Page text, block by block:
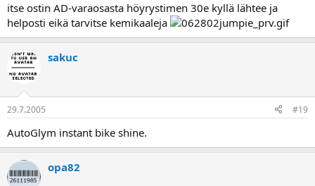
itse ostin AD-varaosasta höyrystimen 30e kyllä lähtee ja
helposti eikä tarvitse kemikaaleja
sakuc
29.7.2005 #19
AutoGlym instant bike shine.
opa82